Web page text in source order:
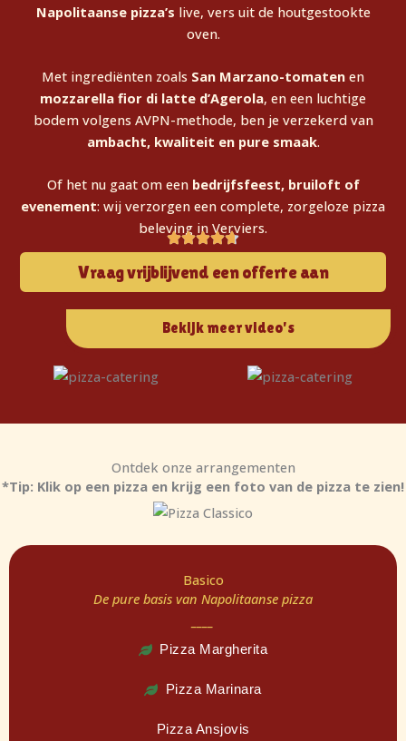
Napolitaanse pizza’s live, vers uit de houtgestookte
oven.
Met ingrediënten zoals San Marzano-tomaten en
mozzarella fior di latte d’Agerola, en een luchtige
bodem volgens AVPN-methode, ben je verzekerd van
ambacht, kwaliteit en pure smaak.
Of het nu gaat om een bedrijfsfeest, bruiloft of
evenement: wij verzorgen een complete, zorgeloze pizza
beleving in Verviers.
Vraag vrijblijvend een offerte aan
Bekijk meer video's
Ontdek onze arrangementen
*Tip: Klik op een pizza en krijg een foto van de pizza te zien!
Basico
De pure basis van Napolitaanse pizza
Pizza Margherita
Pizza Marinara
Pizza Ansjovis